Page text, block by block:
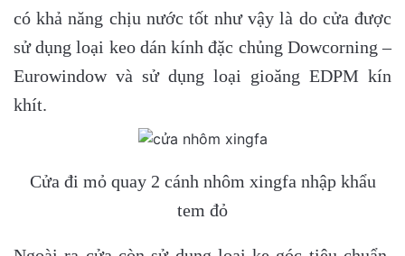
có khả năng chịu nước tốt như vậy là do cửa được
sử dụng loại keo dán kính đặc chủng Dowcorning –
Eurowindow và sử dụng loại gioăng EDPM kín
khít.
Cửa đi mỏ quay 2 cánh nhôm xingfa nhập khẩu
tem đỏ